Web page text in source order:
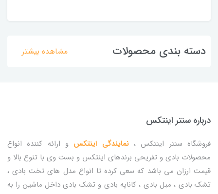
دسته بندی محصولات مشاهده بیشتر
درباره سنتر اینتکس
فروشگاه سنتر اینتکس ،نمایندگی اینتکس و ارائه کننده انواع
محصولات بادی و تفریحی برندهای اینتکس و بست وی با تنوع بالا و
قیمت ارزان می باشد که سعی کرده تا انواع مدل های تخت بادی ،
تشک بادی ، مبل بادی ، کاناپه بادی و تشک بادی داخل ماشین را به